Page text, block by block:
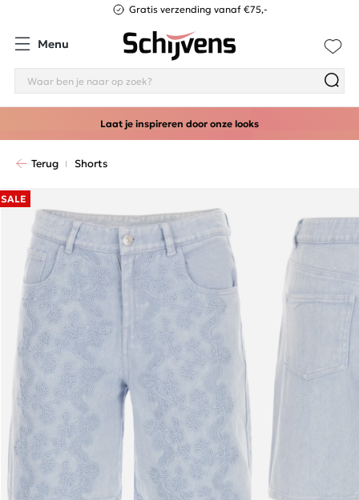
Gratis verzending vanaf €75,-
Menu
Laat je inspireren door onze looks
Terug Shorts
SALE